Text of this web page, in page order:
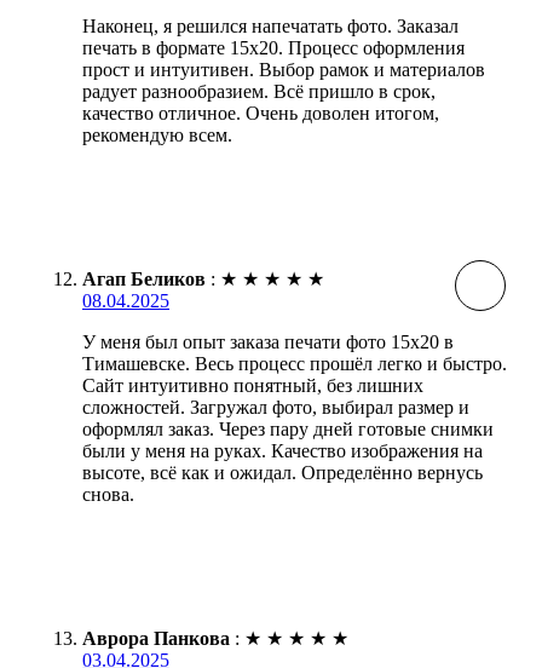
Наконец, я решился напечатать фото. Заказал
печать в формате 15х20. Процесс оформления
прост и интуитивен. Выбор рамок и материалов
радует разнообразием. Всё пришло в срок,
качество отличное. Очень доволен итогом,
рекомендую всем.
Агап Беликов : ★ ★ ★ ★ ★
08.04.2025
У меня был опыт заказа печати фото 15х20 в
Тимашевске. Весь процесс прошёл легко и быстро.
Сайт интуитивно понятный, без лишних
сложностей. Загружал фото, выбирал размер и
оформлял заказ. Через пару дней готовые снимки
были у меня на руках. Качество изображения на
высоте, всё как и ожидал. Определённо вернусь
снова.
Аврора Панкова : ★ ★ ★ ★ ★
03.04.2025